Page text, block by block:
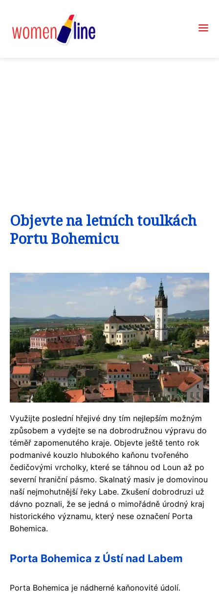
Objevte na letních toulkách
Portu Bohemicu
Využijte poslední hřejivé dny tím nejlepším možným
způsobem a vydejte se na dobrodružnou výpravu do
téměř zapomenutého kraje. Objevte ještě tento rok
podmanivé kouzlo hlubokého kaňonu tvořeného
čedičovými vrcholky, které se táhnou od Loun až po
severní hraniční pásmo. Skalnatý masiv je domovinou
naší nejmohutnější řeky Labe. Zkušení dobrodruzi už
dávno poznali, že se jedná o mimořádně úrodný kraj
historického významu, který nese označení Porta
Bohemica.
Porta Bohemica z Ústí nad Labem
Porta Bohemica je nádherné kaňonovité údolí.